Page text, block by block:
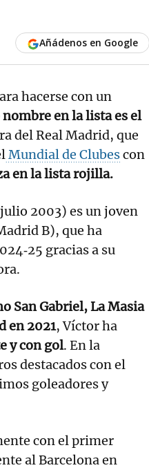
Añádenos en Google
hacerse con un
en la lista es el
del Real Madrid, que
Mundial de Clubescon
en la lista rojilla.
2003) es un joven
B), que ha
gracias a su
San Gabriel, La Masia
en 2021, Víctor ha
y con gol. En la
destacados con el
goleadores y
con el primer
al Barcelona en